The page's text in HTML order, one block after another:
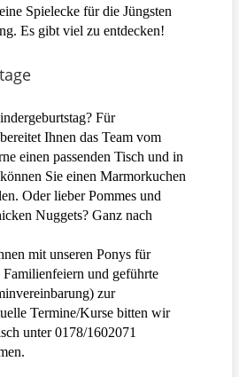
Spielecke für die Jüngsten
Es gibt viel zu entdecken!
Für
Ihnen das Team vom
einen passenden Tisch und in
Sie einen Marmorkuchen
Oder lieber Pommes und
Nuggets? Ganz nach
mit unseren Ponys für
und geführte
zur
Termine/Kurse bitten wir
unter 0178/1602071